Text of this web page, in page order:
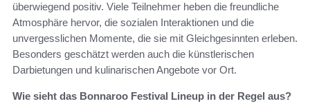
überwiegend positiv. Viele Teilnehmer heben die freundliche
Atmosphäre hervor, die sozialen Interaktionen und die
unvergesslichen Momente, die sie mit Gleichgesinnten erleben.
Besonders geschätzt werden auch die künstlerischen
Darbietungen und kulinarischen Angebote vor Ort.
Wie sieht das Bonnaroo Festival Lineup in der Regel aus?